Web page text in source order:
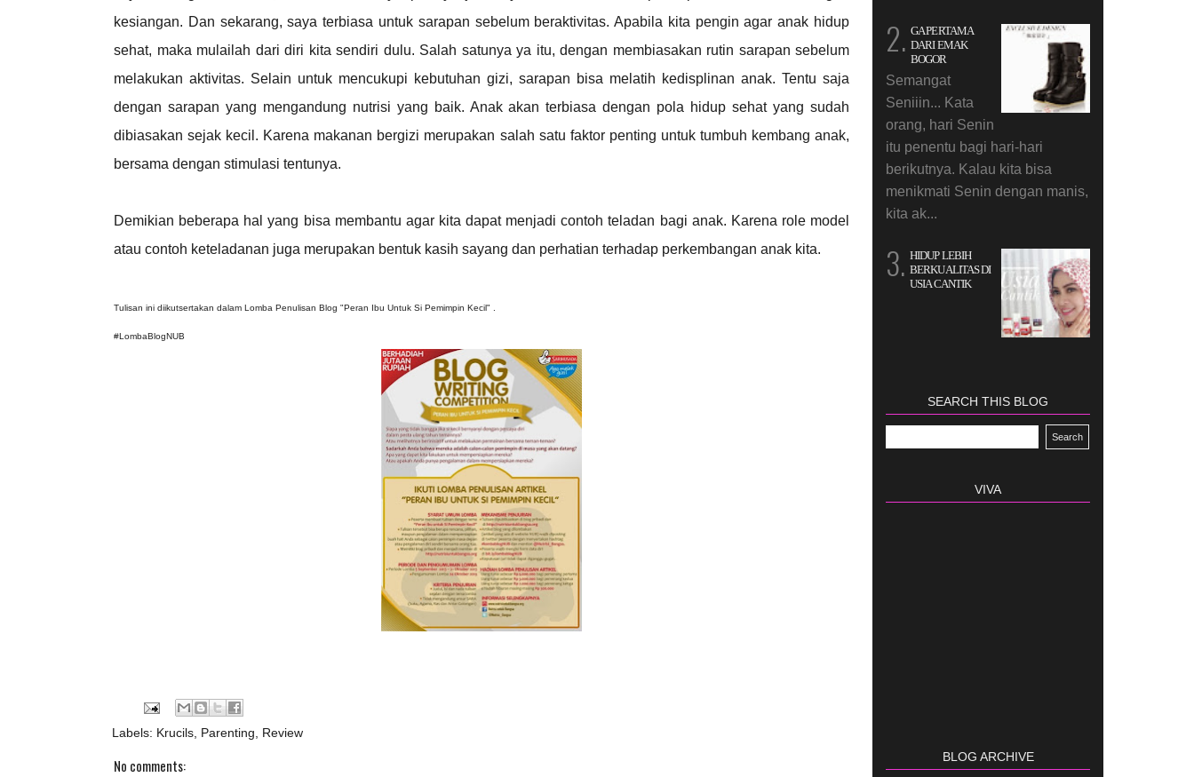
kesiangan. Dan sekarang, saya terbiasa untuk sarapan sebelum beraktivitas. Apabila kita pengin agar anak hidup
sehat, maka mulailah dari diri kita sendiri dulu. Salah satunya ya itu, dengan membiasakan rutin sarapan sebelum
melakukan aktivitas. Selain untuk mencukupi kebutuhan gizi, sarapan bisa melatih kedisplinan anak. Tentu saja
dengan sarapan yang mengandung nutrisi yang baik. Anak akan terbiasa dengan pola hidup sehat yang sudah
dibiasakan sejak kecil. Karena makanan bergizi merupakan salah satu faktor penting untuk tumbuh kembang anak,
bersama dengan stimulasi tentunya.
Demikian beberapa hal yang bisa membantu agar kita dapat menjadi contoh teladan bagi anak. Karena role model
atau contoh keteladanan juga merupakan bentuk kasih sayang dan perhatian terhadap perkembangan anak kita.
Tulisan ini diikutsertakan dalam Lomba Penulisan Blog "Peran Ibu Untuk Si Pemimpin Kecil" .
#LombaBlogNUB
Labels: Krucils, Parenting, Review
No comments:
GA PERTAMA
DARI EMAK
BOGOR
Semangat
Seniiin... Kata
orang, hari Senin
itu penentu bagi hari-hari
berikutnya. Kalau kita bisa
menikmati Senin dengan manis,
kita ak...
HIDUP LEBIH
BERKUALITAS DI
USIA CANTIK
SEARCH THIS BLOG
VIVA
BLOG ARCHIVE